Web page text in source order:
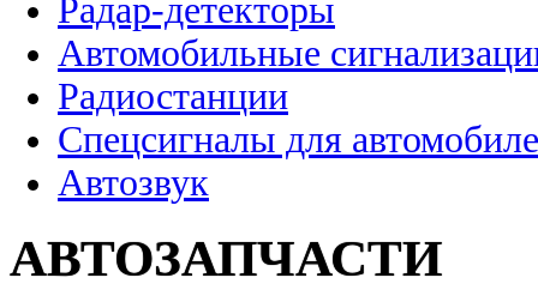
Радар-детекторы
Автомобильные
Радиостанции
Спецсигналы для
Автозвук
АВТОЗАПЧАСТИ